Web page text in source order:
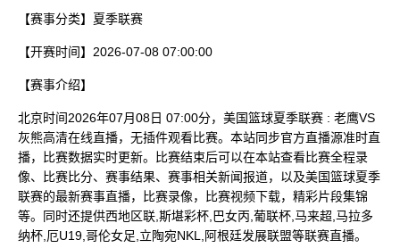
【赛事分类】 夏季联赛
【开赛时间】 2026-07-08 07:00:00
【赛事介绍】
北京时间2026年07月08日 07:00分，美国篮球夏季联赛 : 老鹰VS
灰熊高清在线直播，无插件观看比赛。本站同步官方直播源准时直
播，比赛数据实时更新。比赛结束后可以在本站查看比赛全程录
像、比赛比分、赛事结果、赛事相关新闻报道，以及美国篮球夏季
联赛的最新赛事直播，比赛录像，比赛视频下载，精彩片段集锦
等。同时还提供西地区联,斯堪彩杯,巴女丙,葡联杯,马来超,马拉多
纳杯,厄U19,哥伦女足,立陶宛NKL,阿根廷发展联盟等联赛直播。